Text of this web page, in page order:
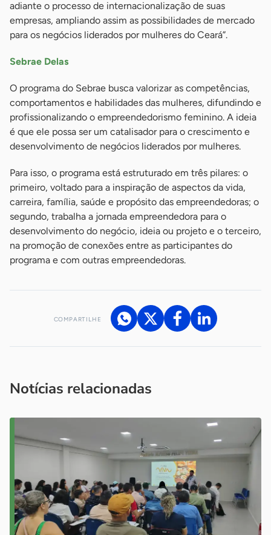
adiante o processo de internacionalização de suas
empresas, ampliando assim as possibilidades de mercado
para os negócios liderados por mulheres do Ceará”.
Sebrae Delas
O programa do Sebrae busca valorizar as competências,
comportamentos e habilidades das mulheres, difundindo e
profissionalizando o empreendedorismo feminino. A ideia
é que ele possa ser um catalisador para o crescimento e
desenvolvimento de negócios liderados por mulheres.
Para isso, o programa está estruturado em três pilares: o
primeiro, voltado para a inspiração de aspectos da vida,
carreira, família, saúde e propósito das empreendedoras; o
segundo, trabalha a jornada empreendedora para o
desenvolvimento do negócio, ideia ou projeto e o terceiro,
na promoção de conexões entre as participantes do
programa e com outras empreendedoras.
COMPARTILHE
Notícias relacionadas